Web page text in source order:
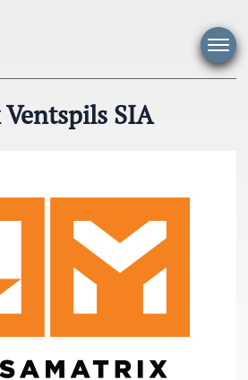
SIA